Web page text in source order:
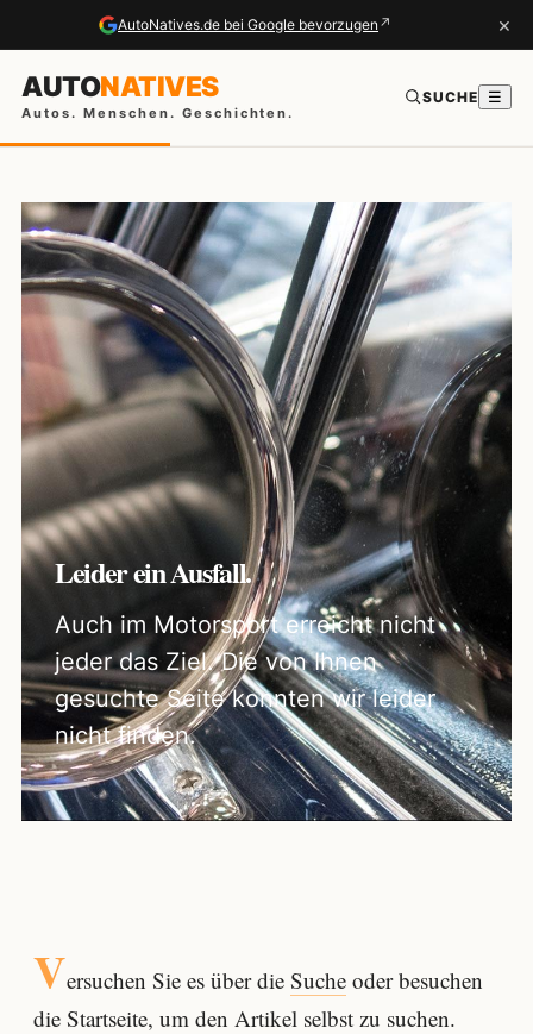
AutoNatives.de bei Google bevorzugen ↗ ×
AUTONATIVES
Autos. Menschen. Geschichten.
SUCHE ☰
Leider ein Ausfall.
Auch im Motorsport erreicht nicht
jeder das Ziel. Die von Ihnen
gesuchte Seite konnten wir leider
nicht finden.
Versuchen Sie es über die Sucheoder besuchen
die Startseite, um den Artikel selbst zu suchen.